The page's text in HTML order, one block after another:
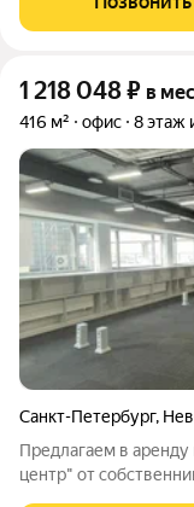
ворот в ноль, высота
1 218 048₽ в
416 м² офис 8 этаж
Санкт-Петербург,
Предлагаем в
центр" от